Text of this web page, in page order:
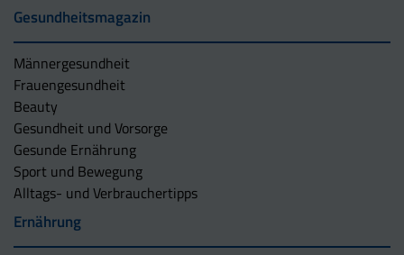
Gesundheitsmagazin
Männergesundheit
Frauengesundheit
Beauty
Gesundheit und Vorsorge
Gesunde Ernährung
Sport und Bewegung
Alltags- und Verbrauchertipps
Ernährung